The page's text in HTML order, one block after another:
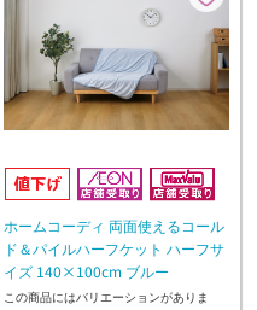
ホームコーディ 両面使えるコール
ド＆パイルハーフケット ハーフサ
イズ 140×100cm ブルー
この商品にはバリエーションがありま